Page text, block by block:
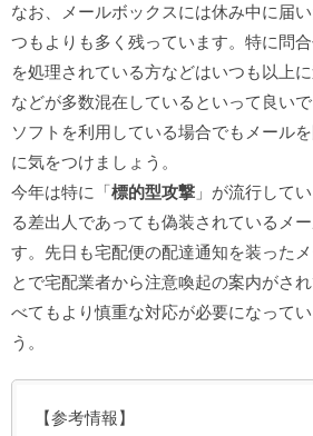
なお、メールボックスには休み中に届
つもよりも多く残っています。特に問
を処理されている方などはいつも以上
などが多数混在しているといって良い
ソフトを利用している場合でもメール
に気をつけましょう。
今年は特に「標的型攻撃 」が流行して
る差出人であっても偽装されているメ
す。先日も宅配便の配達通知を装った
とで宅配業者から注意喚起の案内がさ
べてもより慎重な対応が必要になって
う。
【参考情報】